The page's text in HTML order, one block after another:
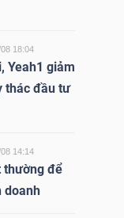
18:04
Yeah1 giảm
thác đầu tư
14:14
thường để
doanh